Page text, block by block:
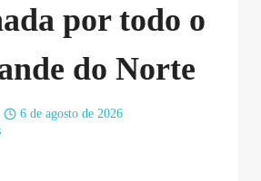
por todo o
do Norte
6 de agosto de 2026